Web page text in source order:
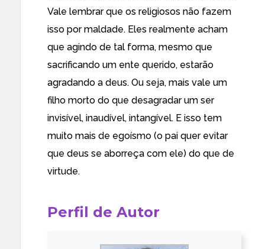
Vale lembrar que os religiosos não fazem
isso por maldade. Eles realmente acham
que agindo de tal forma, mesmo que
sacrificando um ente querido, estarão
agradando a deus. Ou seja, mais vale um
filho morto do que desagradar um ser
invisível, inaudível, intangível. E isso tem
muito mais de egoísmo (o pai quer evitar
que deus se aborreça com ele) do que de
virtude.
Casal
Perfil de Autor